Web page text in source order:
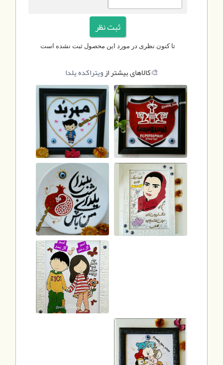
تا کنون نظری در مورد این محصول ثبت نشده است
کالاهای بیشتر ازویتراکده یلدا🎨